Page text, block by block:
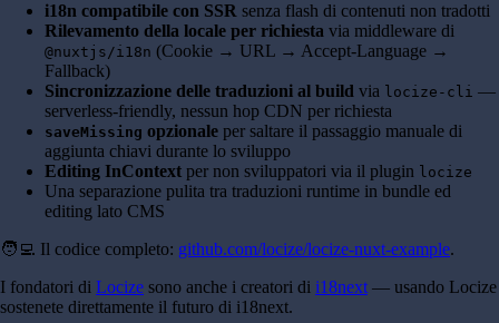
i18n compatibile con SSR senza flash di contenuti non tradotti
Rilevamento della locale per richiesta via middleware di
@nuxtjs/i18n (Cookie → URL → Accept-Language →
Fallback)
Sincronizzazione delle traduzioni al build via locize-cli —
serverless-friendly, nessun hop CDN per richiesta
saveMissing opzionale per saltare il passaggio manuale di
aggiunta chiavi durante lo sviluppo
Editing InContext per non sviluppatori via il plugin locize
Una separazione pulita tra traduzioni runtime in bundle ed
editing lato CMS
🧑‍💻 Il codice completo: github.com/locize/locize-nuxt-example.
I fondatori di Locize sono anche i creatori di i18next — usando Locize
sostenete direttamente il futuro di i18next.